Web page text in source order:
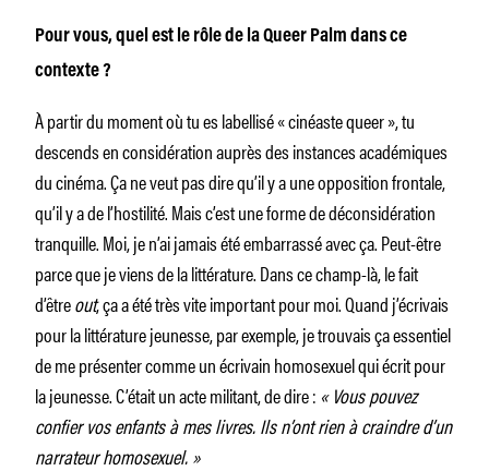
Pour vous, quel est le rôle de la Queer Palm dans ce
contexte ?
À partir du moment où tu es labellisé « cinéaste queer », tu
descends en considération auprès des instances académiques
du cinéma. Ça ne veut pas dire qu’il y a une opposition frontale,
qu’il y a de l’hostilité. Mais c’est une forme de déconsidération
tranquille. Moi, je n’ai jamais été embarrassé avec ça. Peut-être
parce que je viens de la littérature. Dans ce champ-là, le fait
d’êtreout, ça a été très vite important pour moi. Quand j’écrivais
pour la littérature jeunesse, par exemple, je trouvais ça essentiel
de me présenter comme un écrivain homosexuel qui écrit pour
la jeunesse. C’était un acte militant, de dire : « Vous pouvez
confier vos enfants à mes livres. Ils n’ont rien à craindre d’un
narrateur homosexuel. »